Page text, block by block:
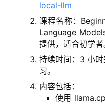
local-llm
课程名称：
Language
提供，适合初学者
持续时间：3 小
习。
内容包括：
使用